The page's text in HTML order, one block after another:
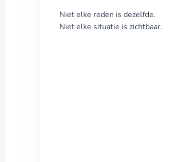
Niet elke reden is dezelfde.
Niet elke situatie is zichtbaar.